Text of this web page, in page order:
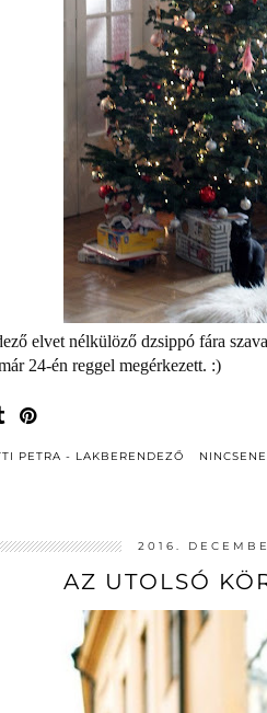
elvet nélkülöző dzsippó fára
24-én reggel megérkezett. :)
PETRA - LAKBERENDEZŐ
2016.
AZ UTOLSÓ